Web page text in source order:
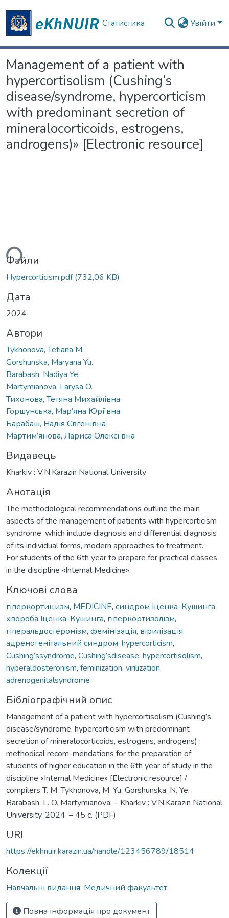
Статистика Увійти
Management of a patient with
hypercortisolism (Cushing’s
disease/syndrome, hypercorticism
with predominant secretion of
mineralocorticoids, estrogens,
androgens)» [Electronic resource]
Файли
Hypercorticism.pdf(732,06 KB)
Дата
2024
Автори
Tykhonova, Tetiana M.
Gorshunska, Maryana Yu.
Barabash, Nadiya Ye.
Martymianova, Larysa O.
Тихонова, Тетяна Михайлівна
Горшунська, Мар’яна Юріївна
Барабаш, Надія Євгенівна
Мартим’янова, Лариса Олексіївна
Видавець
Kharkiv : V.N.Karazin National University
Анотація
The methodological recommendations outline the main
aspects of the management of patients with hypercorticism
syndrome, which include diagnosis and differential diagnosis
of its individual forms, modern approaches to treatment.
For students of the 6th year to prepare for practical classes
in the discipline «Internal Medicine».
Ключові слова
гіперкортицизм, MEDICINE, синдром Іценка-Кушинга,
хвороба Іценка-Кушинга, гіперкортизолізм,
гіперальдостеронізм, фемінізація, вірилізація,
адреногенітальний синдром, hypercorticism,
Cushing’ssyndrome, Cushing’sdisease, hypercortisolism,
hyperaldosteronism, feminization, virilization,
adrenogenitalsyndrome
Бібліографічний опис
Management of a patient with hypercortisolism (Cushing’s
disease/syndrome, hypercorticism with predominant
secretion of mineralocorticoids, estrogens, androgens) :
methodical recom-mendations for the preparation of
students of higher education in the 6th year of study in the
discipline «Internal Medicine» [Electronic resource] /
compilers T. M. Tykhonova, M. Yu. Gorshunska, N. Ye.
Barabash, L. O. Martymianova. – Kharkiv : V.N.Karazin National
University, 2024. – 45 с. (PDF)
URI
https://ekhnuir.karazin.ua/handle/123456789/18514
Колекції
Навчальні видання. Медичний факультет
Повна інформація про документ